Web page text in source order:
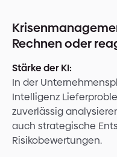
Rechnen oder
Stärke der KI:
In der
Intelligenz
zuverlässig
auch strategische
Risikobewertungen.